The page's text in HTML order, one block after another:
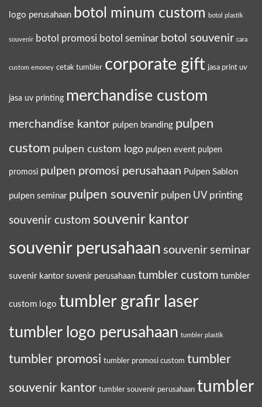
logo perusahaan botol minum custom botol plastik
souvenir botol promosi botol seminar botol souvenir cara
custom emoney cetak tumbler corporate gift jasa print uv
jasa uv printing merchandise custom
merchandise kantor pulpen branding pulpen
custom pulpen custom logo pulpen event pulpen
promosi pulpen promosi perusahaan Pulpen Sablon
pulpen seminar pulpen souvenir pulpen UV printing
souvenir custom souvenir kantor
souvenir perusahaan souvenir seminar
suvenir kantor suvenir perusahaan tumbler custom tumbler
custom logo tumbler grafir laser
tumbler logo perusahaan tumbler plastik
tumbler promosi tumbler promosi custom tumbler
souvenir kantor tumbler souvenir perusahaan tumbler